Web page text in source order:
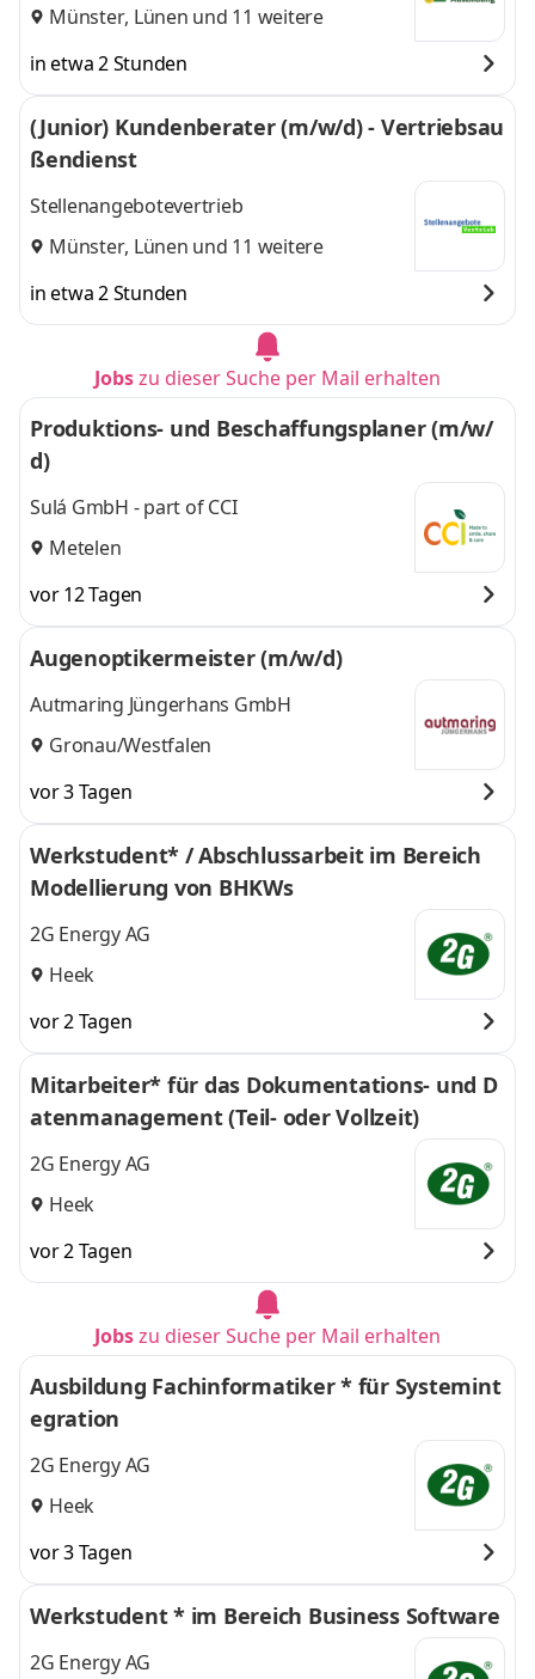
Münster, Lünen und 11 weitere
in etwa 2 Stunden
(Junior) Kundenberater (m/w/d) - Vertriebsau
ßendienst
Stellenangebotevertrieb
Münster, Lünen und 11 weitere
in etwa 2 Stunden
Jobszu dieser Suche per Mail erhalten
Produktions- und Beschaffungsplaner (m/w/
d)
Sulá GmbH - part of CCI
Metelen
vor 12 Tagen
Augenoptikermeister (m/w/d)
Autmaring Jüngerhans GmbH
Gronau/Westfalen
vor 3 Tagen
Werkstudent* / Abschlussarbeit im Bereich
Modellierung von BHKWs
2G Energy AG
Heek
vor 2 Tagen
Mitarbeiter* für das Dokumentations- und D
atenmanagement (Teil- oder Vollzeit)
2G Energy AG
Heek
vor 2 Tagen
Jobszu dieser Suche per Mail erhalten
Ausbildung Fachinformatiker * für Systemint
egration
2G Energy AG
Heek
vor 3 Tagen
Werkstudent * im Bereich Business Software
2G Energy AG